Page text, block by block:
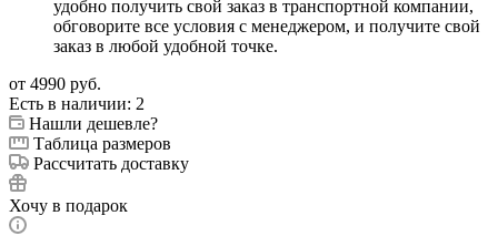
удобно получить свой заказ в транспортной компании,
обговорите все условия с менеджером, и получите свой
заказ в любой удобной точке.
от 4990 руб.
Есть в наличии: 2
Нашли дешевле?
Таблица размеров
Рассчитать доставку
Хочу в подарок